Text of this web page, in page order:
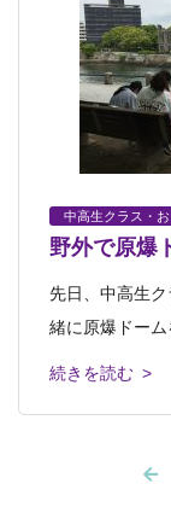
中高生クラス・
野外で原爆
先日、中高生
緒に原爆ドー
続きを読む >